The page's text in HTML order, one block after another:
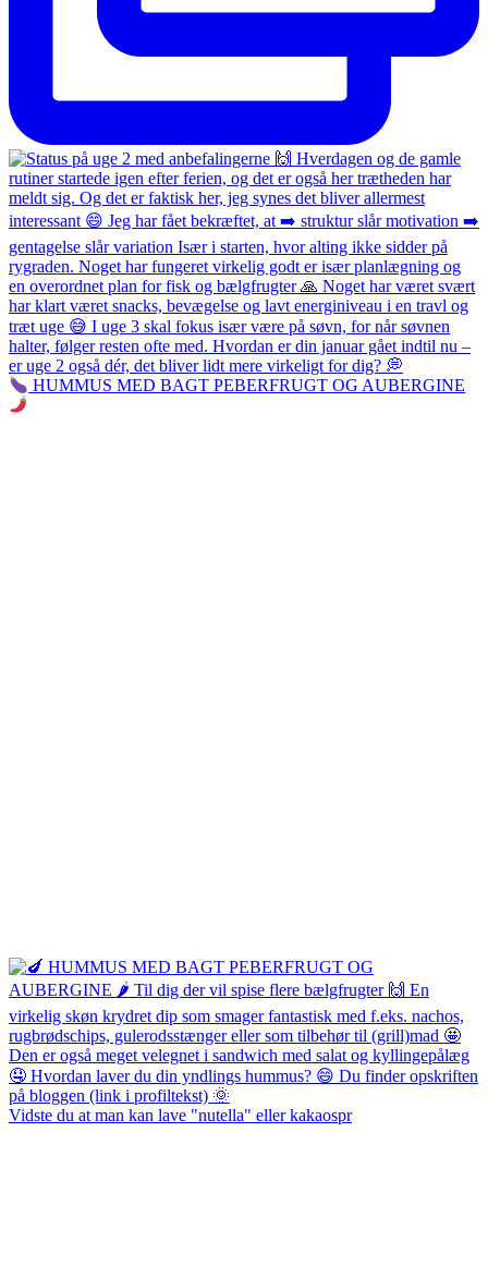
HUMMUS MED BAGT PEBERFRUGT OG AUBERGINE
Vidste du at man kan lave "nutella" eller kakaospr